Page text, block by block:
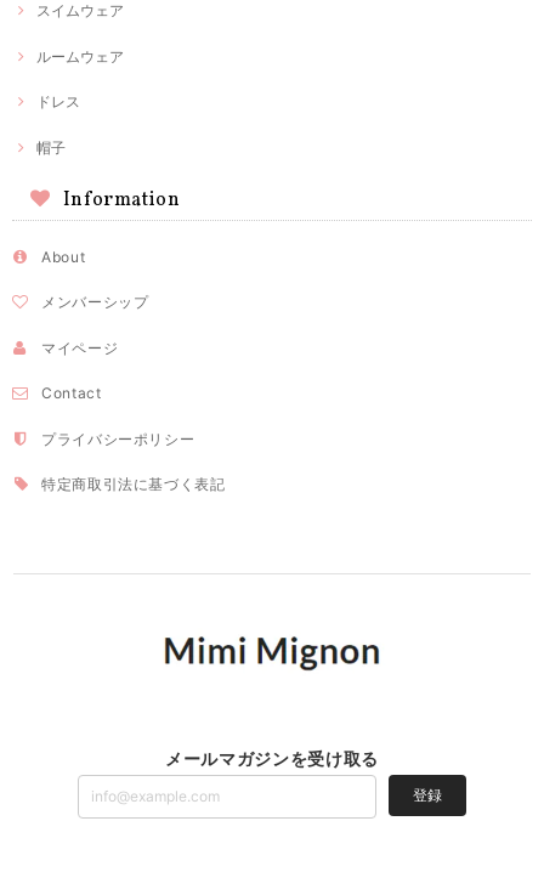
スイムウェア
ルームウェア
ドレス
帽子
Information
About
メンバーシップ
マイページ
Contact
プライバシーポリシー
特定商取引法に基づく表記
メールマガジンを受け取る
登録